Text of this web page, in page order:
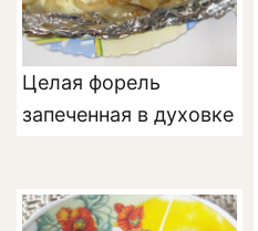
Целая форель
запеченная в духовке